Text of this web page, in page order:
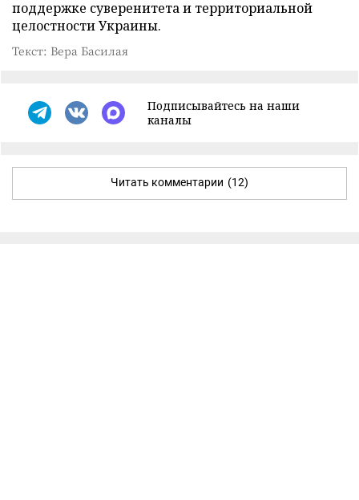
поддержке суверенитета и территориальной
целостности Украины.
Текст: Вера Басилая
Подписывайтесь на наши
каналы
Читать комментарии (12)